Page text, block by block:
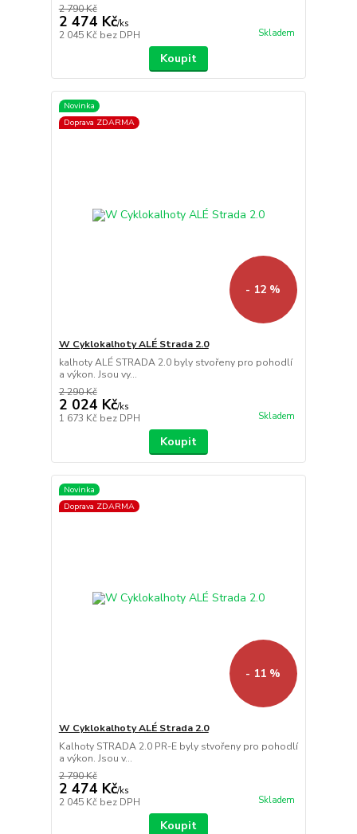
2 790 Kč
2 474 Kč/ks
2 045 Kč bez DPH Skladem
Koupit
Novinka
Doprava ZDARMA
- 12 %
W Cyklokalhoty ALÉ Strada 2.0
kalhoty ALÉ STRADA 2.0 byly stvořeny pro pohodlí
a výkon. Jsou vy...
2 290 Kč
2 024 Kč/ks
1 673 Kč bez DPH Skladem
Koupit
Novinka
Doprava ZDARMA
- 11 %
W Cyklokalhoty ALÉ Strada 2.0
Kalhoty STRADA 2.0 PR-E byly stvořeny pro pohodlí
a výkon. Jsou v...
2 790 Kč
2 474 Kč/ks
2 045 Kč bez DPH Skladem
Koupit